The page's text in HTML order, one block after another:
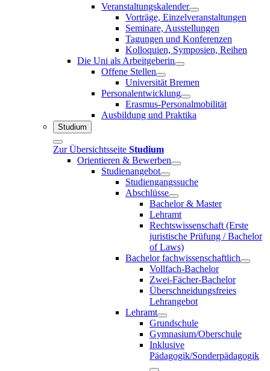
Veranstaltungskalender
Vorträge, Einzelveranstaltungen
Seminare, Ausstellungen
Tagungen und Konferenzen
Kolloquien, Symposien, Reihen
Die Uni als Arbeitgeberin
Offene Stellen
Universität Bremen
Personalentwicklung
Erasmus-Personalmobilität
Ausbildung und Praktika
Studium
Zur Übersichtsseite Studium
Orientieren & Bewerben
Studienangebot
Studiengangssuche
Abschlüsse
Bachelor & Master
Lehramt
Rechtswissenschaft (Erste
juristische Prüfung / Bachelor
of Laws)
Bachelor fachwissenschaftlich
Vollfach-Bachelor
Zwei-Fächer-Bachelor
Überschneidungsfreies
Lehrangebot
Lehramt
Grundschule
Gymnasium/Oberschule
Inklusive
Pädagogik/Sonderpädagogik